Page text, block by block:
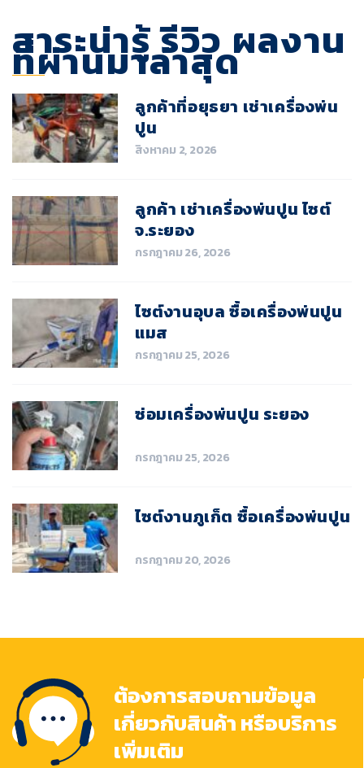
สาระน่ารู้ รีวิว ผลงาน
ที่ผ่านมาล่าสุด
สิงหาคม 2, 2026
ลูกค้าที่อยุธยา เช่าเครื่องพ่น
ปูน
กรกฎาคม 26, 2026
ลูกค้า เช่าเครื่องพ่นปูน ไซต์
จ.ระยอง
กรกฎาคม 25, 2026
ไซต์งานอุบล ซื้อเครื่องพ่นปูน
แมส
กรกฎาคม 25, 2026
ซ่อมเครื่องพ่นปูน ระยอง
กรกฎาคม 20, 2026
ไซต์งานภูเก็ต ซื้อเครื่องพ่นปูน
ต้องการสอบถามข้อมูล
เกี่ยวกับสินค้า หรือบริการ
เพิ่มเติม